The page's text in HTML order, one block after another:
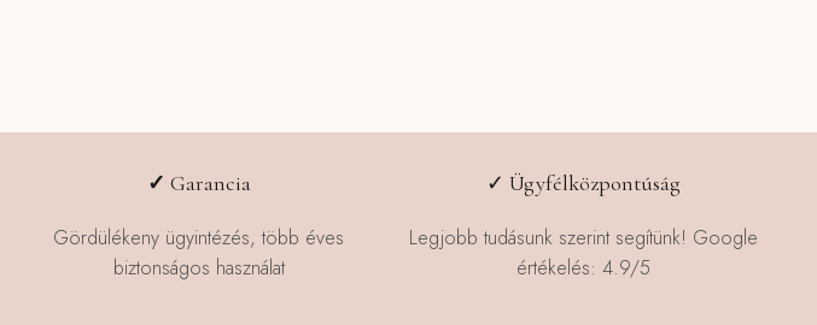
✓ Garancia
Gördülékeny ügyintézés, több éves
biztonságos használat
✓ Ügyfélközpontúság
Legjobb tudásunk szerint segítünk! Google
értékelés: 4.9/5